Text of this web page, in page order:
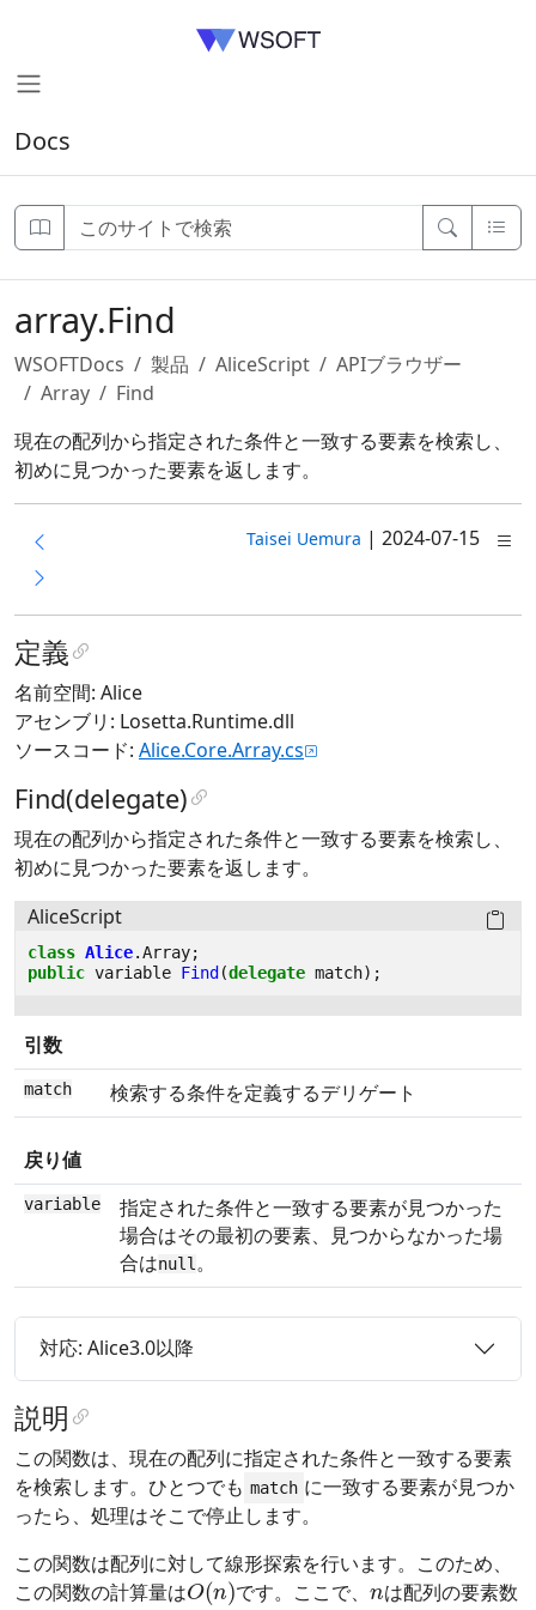
Docs
array.Find
WSOFTDocs 製品 AliceScript
APIブラウザー
Array
Find
現在の配列から指定された条件と一致する要素を検索し、
初めに見つかった要素を返します。
Taisei Uemura | 2024-07-15
定義
名前空間: Alice
アセンブリ: Losetta.Runtime.dll
ソースコード: Alice.Core.Array.cs
Find(delegate)
現在の配列から指定された条件と一致する要素を検索し、
初めに見つかった要素を返します。
AliceScript
class Alice.Array;
public variable Find (delegate match);
引数
match 検索する条件を定義するデリゲート
戻り値
variable
指定された条件と一致する要素が見つかった
場合はその最初の要素、見つからなかった場
合はnull 。
対応: Alice3.0以降
説明
この関数は、現在の配列に指定された条件と一致する要素
を検索します。ひとつでも match に一致する要素が見つか
ったら、処理はそこで停止します。
この関数は配列に対して線形探索を行います。このため、
この関数の計算量は
O(n)
です。ここで、
n
は配列の要素数